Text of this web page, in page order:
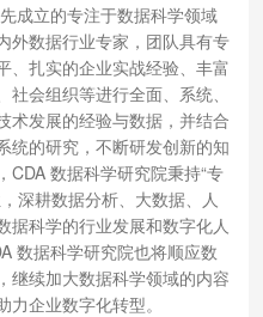
成立的专注于数据科学领域
外数据行业专家，团队具有专
、扎实的企业实战经验、丰富
会组织等进行全面、系统、
术发展的经验与数据，并结合
统的研究，不断研发创新的知
CDA 数据科学研究院秉持“专
深耕数据分析、大数据、人
据科学的行业发展和数字化人
数据科学研究院也将顺应数
继续加大数据科学领域的内容
企业数字化转型。